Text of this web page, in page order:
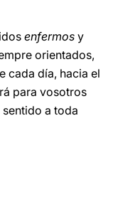
enfermos y
orientados,
cada día, hacia el
para vosotros
a toda